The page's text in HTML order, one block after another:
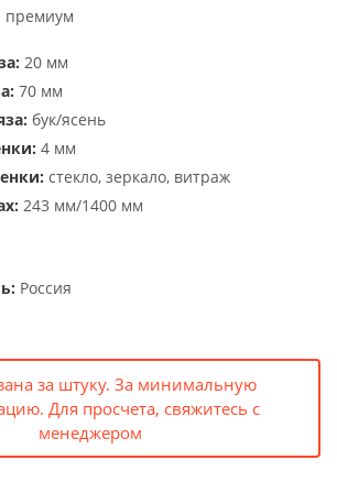
премиум
20 мм
70 мм
бук/ясень
4 мм
стекло, зеркало, витраж
243 мм/1400 мм
Россия
за штуку. За минимальную
Для просчета, свяжитесь с
менеджером